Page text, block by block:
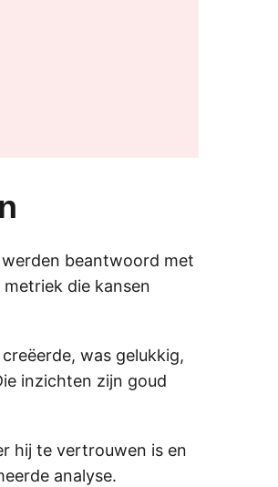
beantwoord met
die kansen
was gelukkig,
inzichten zijn goud
hij te vertrouwen is en
analyse.